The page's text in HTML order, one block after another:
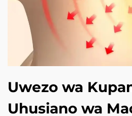
Uwezo wa
Uhusiano wa